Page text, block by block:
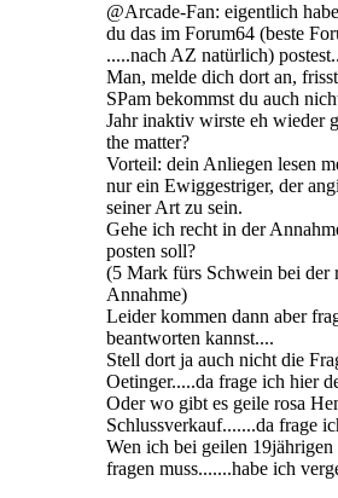
@Arcade-Fan: eigentlich
du das im Forum64 (beste
.....nach AZ natürlich)
Man, melde dich dort an,
SPam bekommst du auch
Jahr inaktiv wirste eh wieder
the matter?
Vorteil: dein Anliegen lesen
nur ein Ewiggestriger, der
seiner Art zu sein.
Gehe ich recht in der
posten soll?
(5 Mark fürs Schwein bei der
Annahme)
Leider kommen dann aber
beantworten kannst....
Stell dort ja auch nicht die
Oetinger.....da frage ich hier
Oder wo gibt es geile rosa
Schlussverkauf.......da frage
Wen ich bei geilen 19jährigen
fragen muss.......habe ich